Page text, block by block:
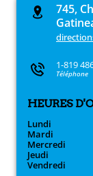
745,
1-819
Téléphone
HEURES
Lundi
Mardi
Mercredi
Jeudi
Vendredi